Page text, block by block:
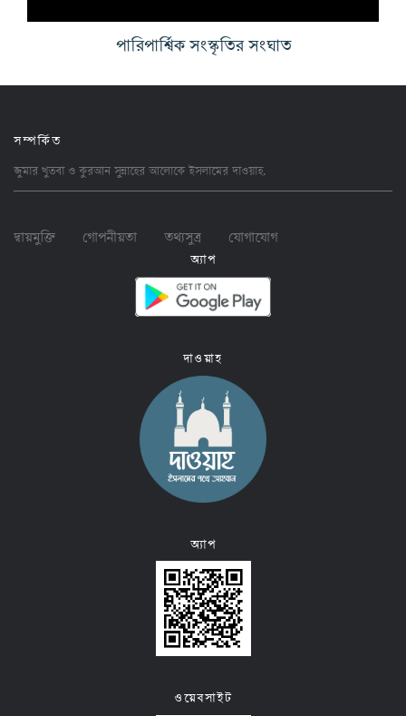
পারিপার্শ্বিক সংস্কৃতির সংঘাত
সম্পর্কিত
জুমার খুতবা ও কুরআন সুন্নাহের আলোকে ইসলামের দাওয়াহ.
দ্বায়মুক্তি গোপনীয়তা তথ্যসুত্র যোগাযোগ
অ্যাপ
দাওয়াহ
অ্যাপ
ওয়েবসাইট